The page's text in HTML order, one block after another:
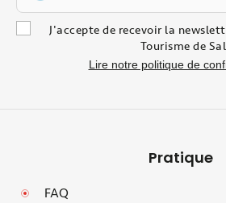
J'accepte de recevoir la
Tourisme de
Lire notre politique de
Pratique
FAQ